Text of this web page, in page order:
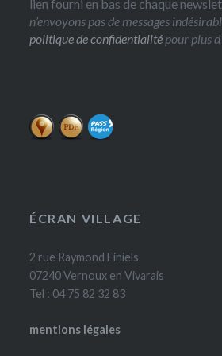
lien fourni en bas de chaque
n’envoyons pas de messages
politique de confidentialité pour plus
ÉCRAN VILLAGE
2 rue Raymond Finiels
07240 Vernoux en Vivarais
Tel : 04 75 82 32 83
mentions légales